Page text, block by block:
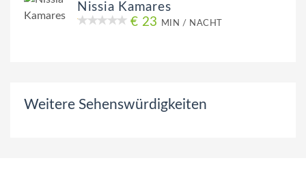
Nissia Kamares
€ 23
MIN / NACHT
Weitere Sehenswürdigkeiten